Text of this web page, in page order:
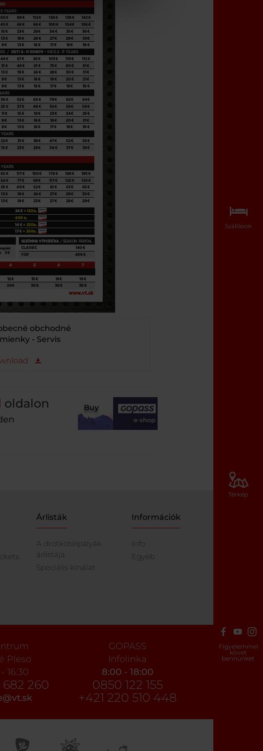
Szállások
Térkép
Figyelemmel
követ
bennünket
obchodné
- Servis
oldalon
Árlisták
A drótkötélpályák
árlistája
Speciális kínálat
Információk
Info
Egyéb
Pleso
16:30
682 260
GOPASS
Infolinka
8:00 - 18:00
0850 122 155
+421 220 510 448